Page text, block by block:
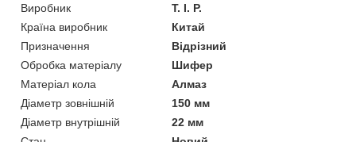
Виробник
T. I. P.
Країна виробник
Китай
Призначення
Відрізний
Обробка матеріалу
Шифер
Матеріал кола
Алмаз
Діаметр зовнішній
150 мм
Діаметр внутрішній
22 мм